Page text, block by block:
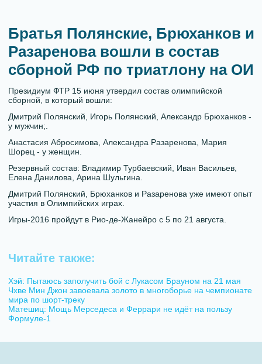
Братья Полянские, Брюханков и
Разаренова вошли в состав
сборной РФ по триатлону на ОИ
Президиум ФТР 15 июня утвердил состав олимпийской
сборной, в который вошли:
Дмитрий Полянский, Игорь Полянский, Александр Брюханков -
у мужчин;.
Анастасия Абросимова, Александра Разаренова, Мария
Шорец - у женщин.
Резервный состав: Владимир Турбаевский, Иван Васильев,
Елена Данилова, Арина Шульгина.
Дмитрий Полянский, Брюханков и Разаренова уже имеют опыт
участия в Олимпийских играх.
Игры-2016 пройдут в Рио-де-Жанейро с 5 по 21 августа.
Читайте также:
Хэй: Пытаюсь заполучить бой с Лукасом Брауном на 21 мая
Чхве Мин Джон завоевала золото в многоборье на чемпионате
мира по шорт-треку
Матешиц: Мощь Мерседеса и Феррари не идёт на пользу
Формуле-1